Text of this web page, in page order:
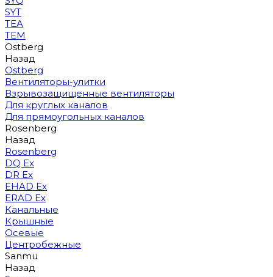
SYT
TEA
TEM
Ostberg
Назад
Ostberg
Вентиляторы-улитки
Взрывозащищенные вентиляторы
Для круглых каналов
Для прямоугольных каналов
Rosenberg
Назад
Rosenberg
DQ Ex
DR Ex
EHAD Ex
ERAD Ex
Канальные
Крышные
Осевые
Центробежные
Sanmu
Назад